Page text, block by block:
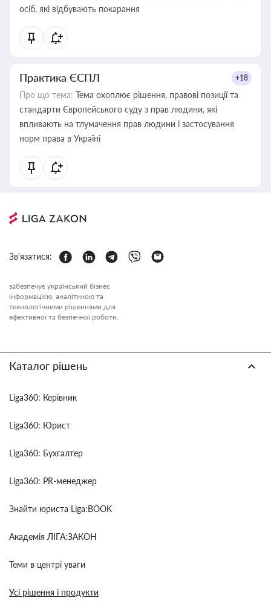
осіб, які відбувають покарання
Практика ЄСПЛ +18
Про що тема: Тема охоплює рішення, правові позиції та
стандарти Європейського суду з прав людини, які
впливають на тлумачення прав людини і застосування
норм права в Україні
Зв'язатися:
забезпечує український бізнес
інформацією, аналітикою та
технологічними рішеннями для
ефективної та безпечної роботи.
Каталог рішень
Liga360: Керівник
Liga360: Юрист
Liga360: Бухгалтер
Liga360: PR-менеджер
Знайти юриста Liga:BOOK
Академія ЛІГА:ЗАКОН
Теми в центрі уваги
Усі рішення і продукти